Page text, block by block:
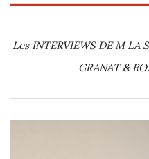
Les INTERVIEWS DE M LA
GRANAT &